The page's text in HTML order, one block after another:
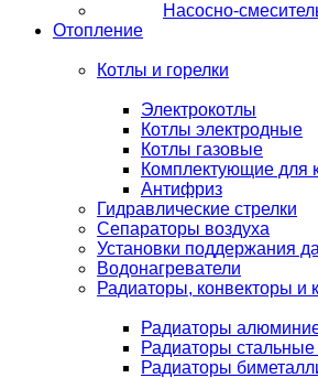
Насосно-
Отопление
Котлы и горелки
Электрокотлы
Котлы электродные
Котлы газовые
Комплектующие для
Антифриз
Гидравлические стрелки
Сепараторы воздуха
Установки поддержания
Водонагреватели
Радиаторы, конвекторы и
Радиаторы
Радиаторы
Радиаторы